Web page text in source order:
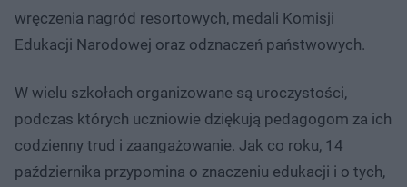
wręczenia nagród resortowych, medali Komisji
Edukacji Narodowej oraz odznaczeń państwowych.
W wielu szkołach organizowane są uroczystości,
podczas których uczniowie dziękują pedagogom za ich
codzienny trud i zaangażowanie. Jak co roku, 14
października przypomina o znaczeniu edukacji i o tych,